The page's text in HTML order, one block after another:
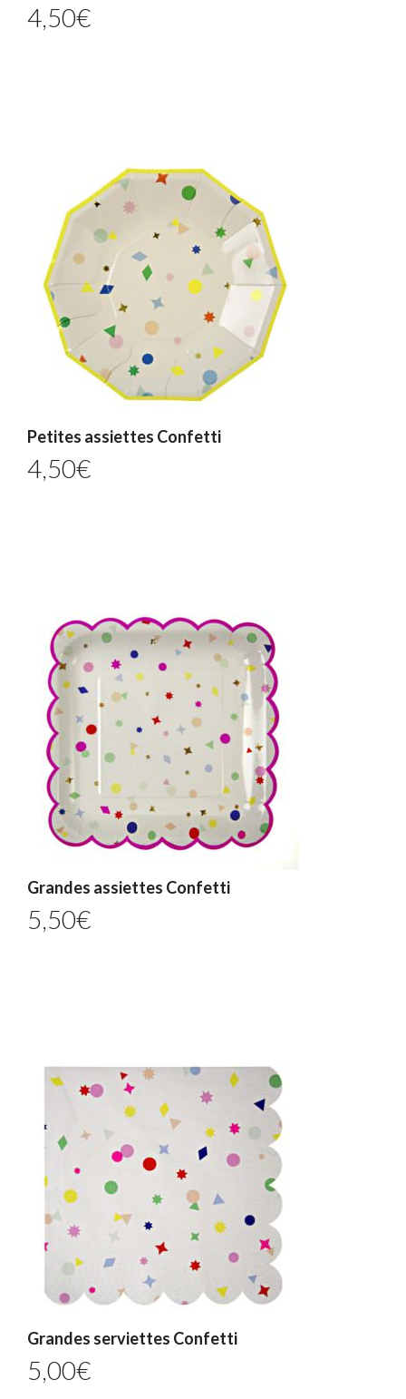
4,50€
Petites assiettes Confetti
4,50€
Grandes assiettes Confetti
5,50€
Grandes serviettes Confetti
5,00€